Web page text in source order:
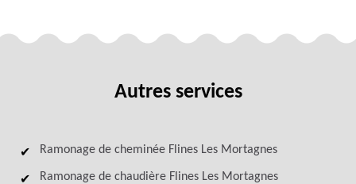
Autres services
Ramonage de cheminée Flines Les Mortagnes
Ramonage de chaudière Flines Les Mortagnes